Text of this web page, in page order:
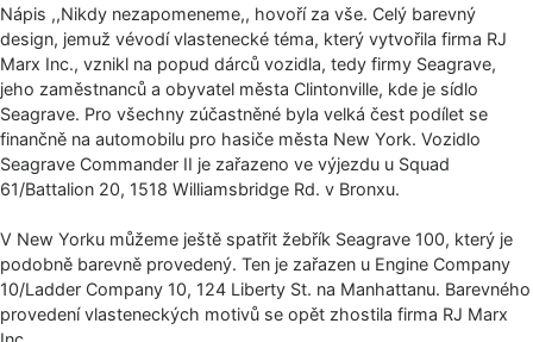
Nápis ,,Nikdy nezapomeneme,, hovoří za vše. Celý barevný
design, jemuž vévodí vlastenecké téma, který vytvořila firma RJ
Marx Inc., vznikl na popud dárců vozidla, tedy firmy Seagrave,
jeho zaměstnanců a obyvatel města Clintonville, kde je sídlo
Seagrave. Pro všechny zúčastněné byla velká čest podílet se
finančně na automobilu pro hasiče města New York. Vozidlo
Seagrave Commander II je zařazeno ve výjezdu u Squad
61/Battalion 20, 1518 Williamsbridge Rd. v Bronxu.
V New Yorku můžeme ještě spatřit žebřík Seagrave 100, který je
podobně barevně provedený. Ten je zařazen u Engine Company
10/Ladder Company 10, 124 Liberty St. na Manhattanu. Barevného
provedení vlasteneckých motivů se opět zhostila firma RJ Marx